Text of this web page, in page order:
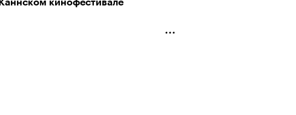
Каннском кинофестивале